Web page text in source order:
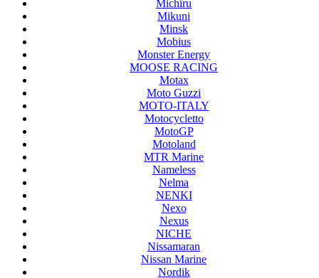
Michiru
Mikuni
Minsk
Mobius
Monster Energy
MOOSE RACING
Motax
Moto Guzzi
MOTO-ITALY
Motocycletto
MotoGP
Motoland
MTR Marine
Nameless
Nelma
NENKI
Nexo
Nexus
NICHE
Nissamaran
Nissan Marine
Nordik